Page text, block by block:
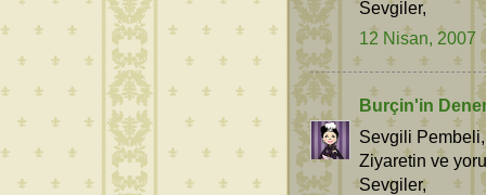
Sevgiler,
12 Nisan, 2007
Burçin'in
Sevgili Pembeli,
Ziyaretin ve
Sevgiler,